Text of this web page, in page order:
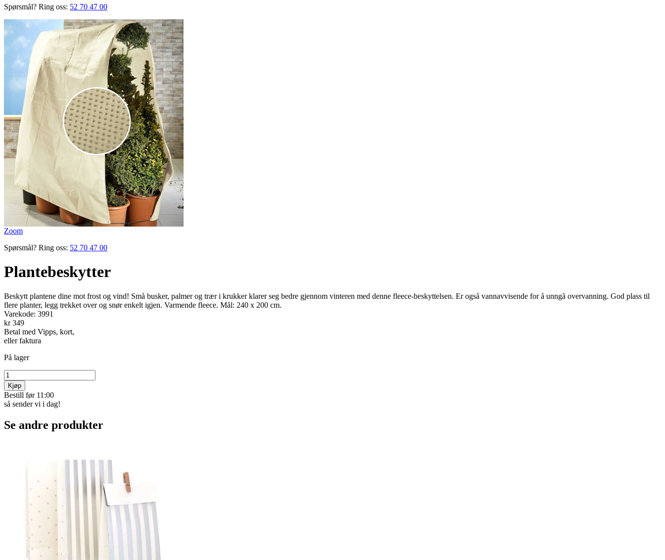
Spørsmål? Ring oss: 52 70 47 00
Zoom
Spørsmål? Ring oss: 52 70 47 00
Plantebeskytter
Beskytt plantene dine mot frost og vind! Små busker, palmer og trær i krukker klarer seg bedre gjennom vinteren med denne fleece-­beskyttelsen. Er også vann­avvisende for å unngå overvanning. God plass til
flere planter, legg trekket over og snør enkelt igjen. Varmende fleece. Mål: 240 x 200 cm.
Varekode: 3991
kr 349
Betal med Vipps, kort,
eller faktura
På lager
Kjøp
Bestill før 11:00
så sender vi i dag!
Se andre produkter